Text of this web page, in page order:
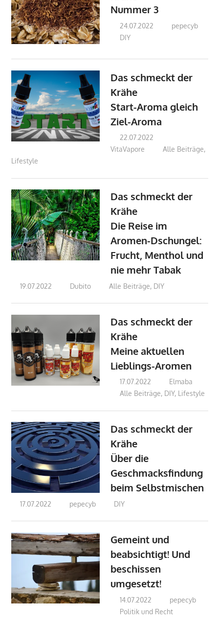
Nummer 3
24.07.2022
pepecyb
DIY
Das schmeckt der
Krähe
Start-Aroma gleich
Ziel-Aroma
22.07.2022
VitaVapore
Alle Beiträge,
Lifestyle
Das schmeckt der
Krähe
Die Reise im
Aromen-Dschungel:
Frucht, Menthol und
nie mehr Tabak
19.07.2022 Dubito Alle Beiträge, DIY
Das schmeckt der
Krähe
Meine aktuellen
Lieblings-Aromen
17.07.2022
Elmaba
Alle Beiträge, DIY, Lifestyle
Das schmeckt der
Krähe
Über die
Geschmacksfindung
beim Selbstmischen
17.07.2022 pepecyb DIY
Gemeint und
beabsichtigt! Und
beschissen
umgesetzt!
14.07.2022
pepecyb
Politik und Recht